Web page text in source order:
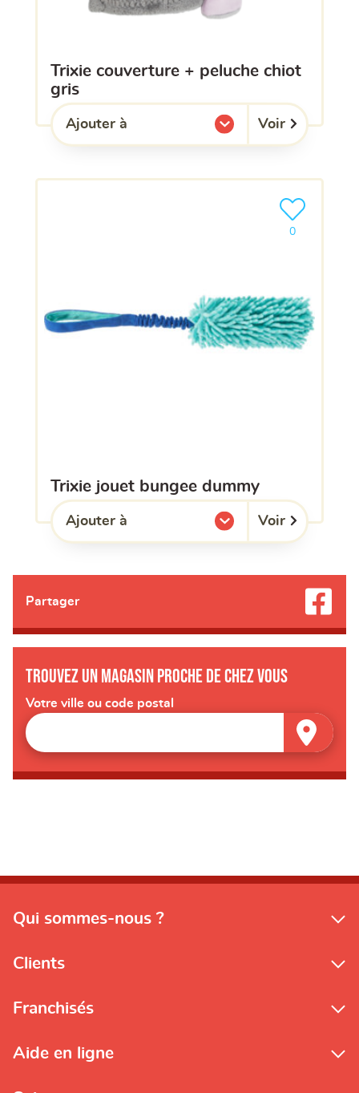
trixie couverture + peluche chiot
gris
Ajouter à
l'une de mes listes. Voir
trixie jouet bungee dummy
0
Ajouter le
Ajouter à
l'une de mes listes. Voir
Partager
Trouvez un magasin proche de chez vous
Votre ville ou code postal
Qui sommes-nous ?
Clients
Franchisés
Aide en ligne